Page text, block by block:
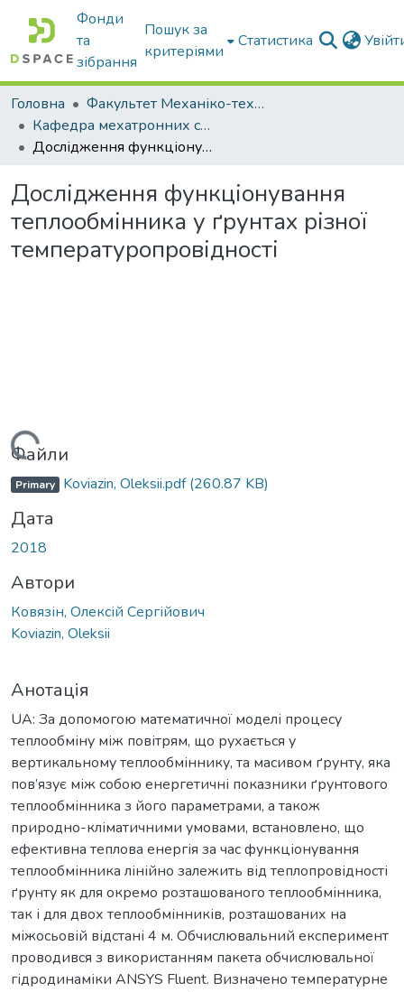
Фонди
та
зібрання
Пошук за
критеріями
Статистика
Головна
Факультет Механіко-технологічний
Кафедра мехатронних систем тракторів та сільскогосподарських машин
Дослідження функціонування теплообмінника у ґрунтах різної температуропровідності
Дослідження функціонування
теплообмінника у ґрунтах різної
температуропровідності
Вантажиться...
Файли
Primary Koviazin, Oleksii.pdf(260.87 KB)
Дата
2018
Автори
Ковязін, Олексій Сергійович
Koviazin, Oleksii
Анотація
UA: За допомогою математичної моделі процесу
теплообміну між повітрям, що рухається у
вертикальному теплообміннику, та масивом ґрунту, яка
пов’язує між собою енергетичні показники ґрунтового
теплообмінника з його параметрами, а також
природно-кліматичними умовами, встановлено, що
ефективна теплова енергія за час функціонування
теплообмінника лінійно залежить від теплопровідності
ґрунту як для окремо розташованого теплообмінника,
так і для двох теплообмінників, розташованих на
міжосьовій відстані 4 м. Обчислювальний експеримент
проводився з використанням пакета обчислювальної
гідродинаміки ANSYS Fluent. Визначено температурне